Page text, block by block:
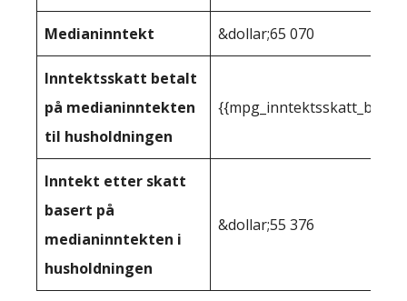
Medianinntekt &dollar;65 070
Inntektsskatt betalt
på medianinntekten
til husholdningen
Inntekt etter skatt
basert på
medianinntekten i
husholdningen
&dollar;55 376